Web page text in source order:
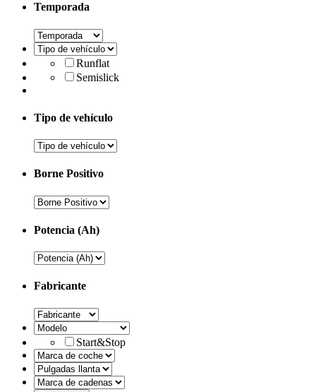
Temporada
Runflat
Semislick
Tipo de vehículo
Borne Positivo
Potencia (Ah)
Fabricante
Start&Stop